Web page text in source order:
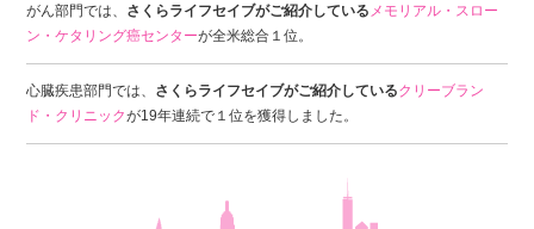
がん部門では、 さくらライフセイブがご紹介している メモリアル・スロー
ン・ケタリング癌センターが全米総合１位。
心臓疾患部門では、 さくらライフセイブがご紹介しているクリーブラン
ド・クリニックが19年連続で１位を獲得しました。